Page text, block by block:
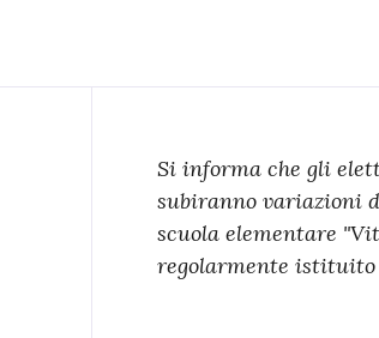
Contenuto
Si informa che gli
subiranno variazioni
scuola elementare
regolarmente istituito